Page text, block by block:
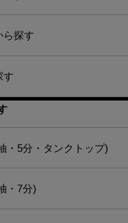
ら探す
す
・5分・タンクトップ)
・7分)